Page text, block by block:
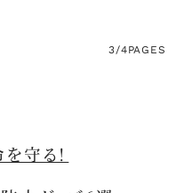
3/4PAGES
守る！